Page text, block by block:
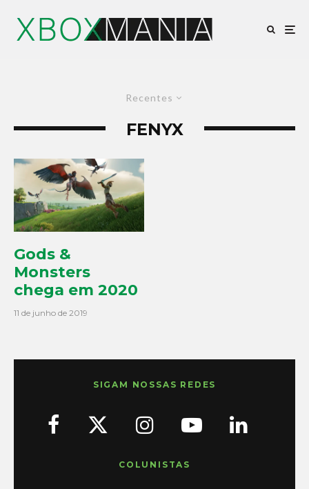
Recentes
FENYX
Gods &
Monsters
chega em 2020
11 de junho de 2019
SIGAM NOSSAS REDES
COLUNISTAS